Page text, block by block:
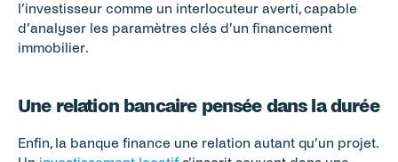
l’investisseur comme un interlocuteur averti, capable
d’analyser les paramètres clés d’un financement
immobilier.
Une relation bancaire pensée dans la durée
Enfin, la banque finance une relation autant qu’un projet.